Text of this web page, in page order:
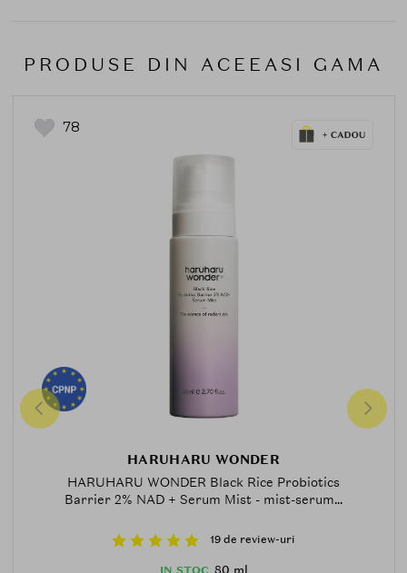
PRODUSE DIN ACEEASI GAMA
78
HARUHARU WONDER
HARUHARU WONDER Black Rice Probiotics
Barrier 2% NAD + Serum Mist - mist-serum...
19 de review-uri
80 ml